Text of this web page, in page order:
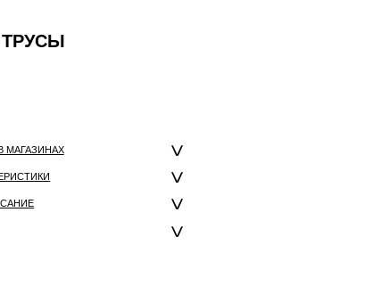
ТРУСЫ
МАГАЗИНАХ